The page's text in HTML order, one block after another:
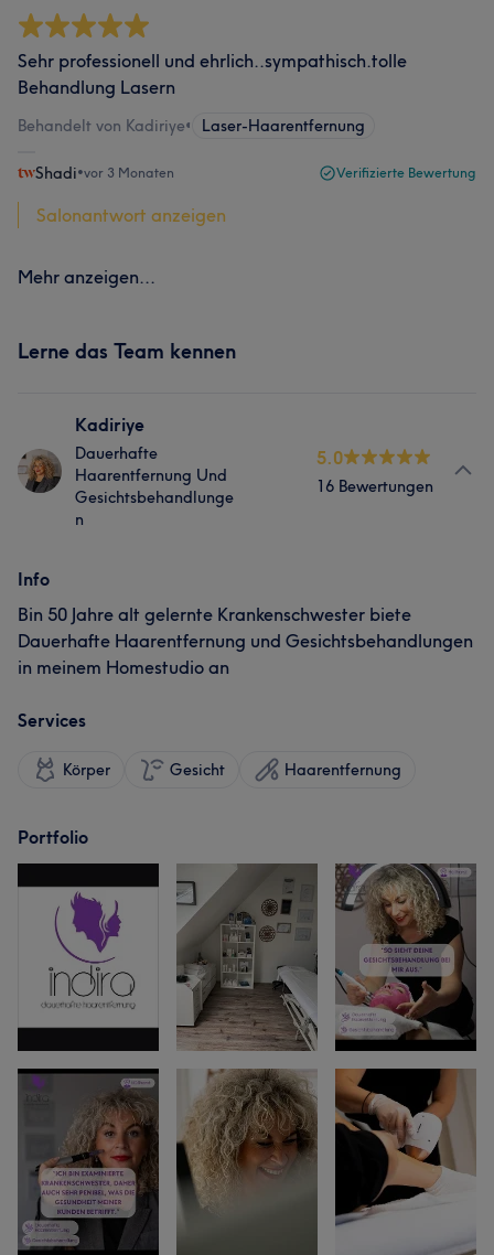
Sehr professionell und ehrlich..sympathisch.tolle
Behandlung Lasern
Behandelt von Kadiriye• Laser-Haarentfernung
Shadi•vor 3 Monaten Verifizierte Bewertung
Salonantwort anzeigen
Mehr anzeigen...
Lerne das Team kennen
Kadiriye
Dauerhafte
Haarentfernung Und
Gesichtsbehandlunge
n
5.0
16 Bewertungen
Info
Bin 50 Jahre alt gelernte Krankenschwester biete
Dauerhafte Haarentfernung und Gesichtsbehandlungen
in meinem Homestudio an
Services
Körper Gesicht Haarentfernung
Portfolio